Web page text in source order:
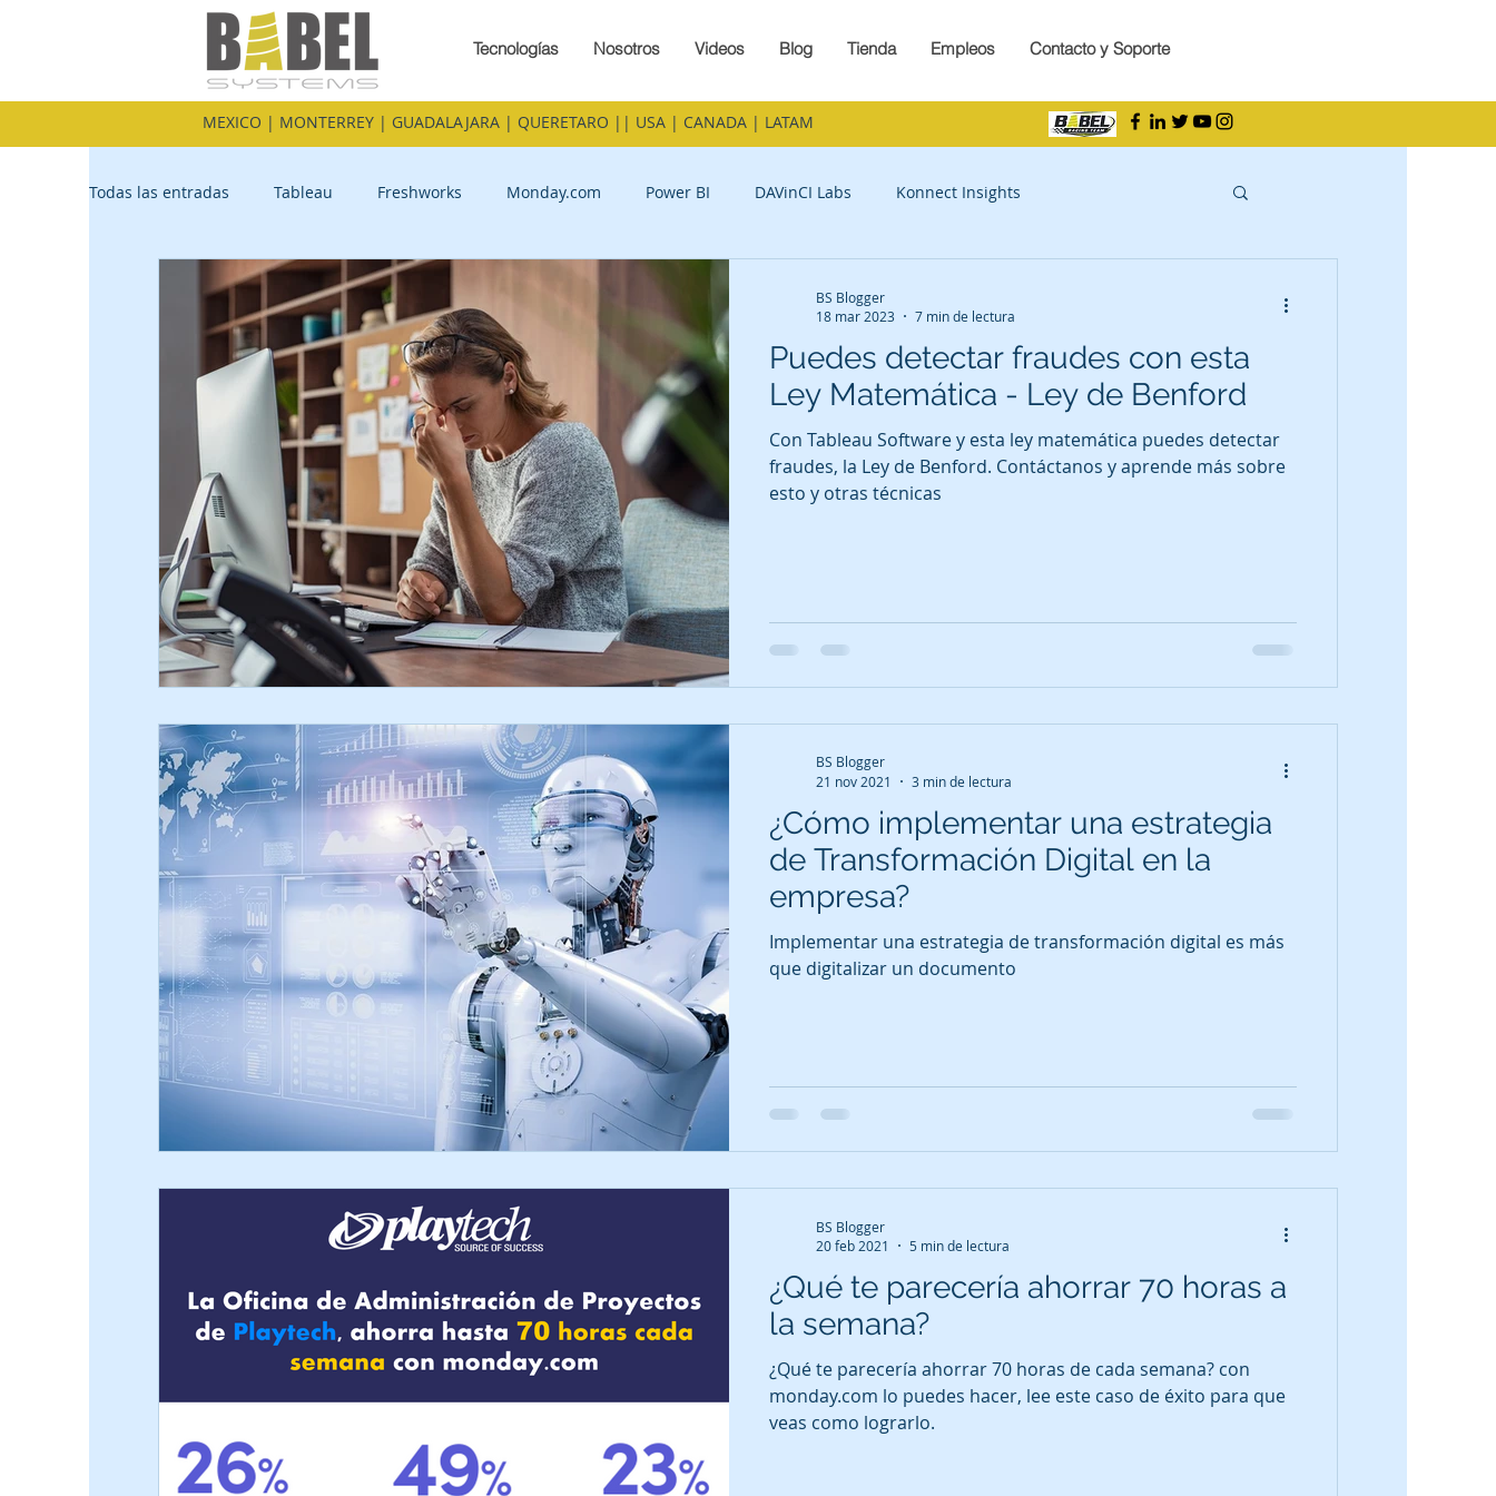
Tecnologías Nosotros Videos Blog Tienda Empleos Contacto y Soporte
MEXICO | MONTERREY | GUADALAJARA | QUERETARO || USA | CANADA | LATAM
Todas las entradas Tableau Freshworks Monday.com Power BI DAVinCI Labs Konnect Insights
Puedes detectar fraudes con esta
Ley Matemática - Ley de Benford
Con Tableau Software y esta ley matemática puedes detectar
fraudes, la Ley de Benford. Contáctanos y aprende más sobre
esto y otras técnicas
BS Blogger
18 mar 2023
7 min de lectura
¿Cómo implementar una estrategia
de Transformación Digital en la
empresa?
Implementar una estrategia de transformación digital es más
que digitalizar un documento
BS Blogger
21 nov 2021
3 min de lectura
¿Qué te parecería ahorrar 70 horas a
la semana?
¿Qué te parecería ahorrar 70 horas de cada semana? con
monday.com lo puedes hacer, lee este caso de éxito para que
veas como lograrlo.
BS Blogger
20 feb 2021
5 min de lectura